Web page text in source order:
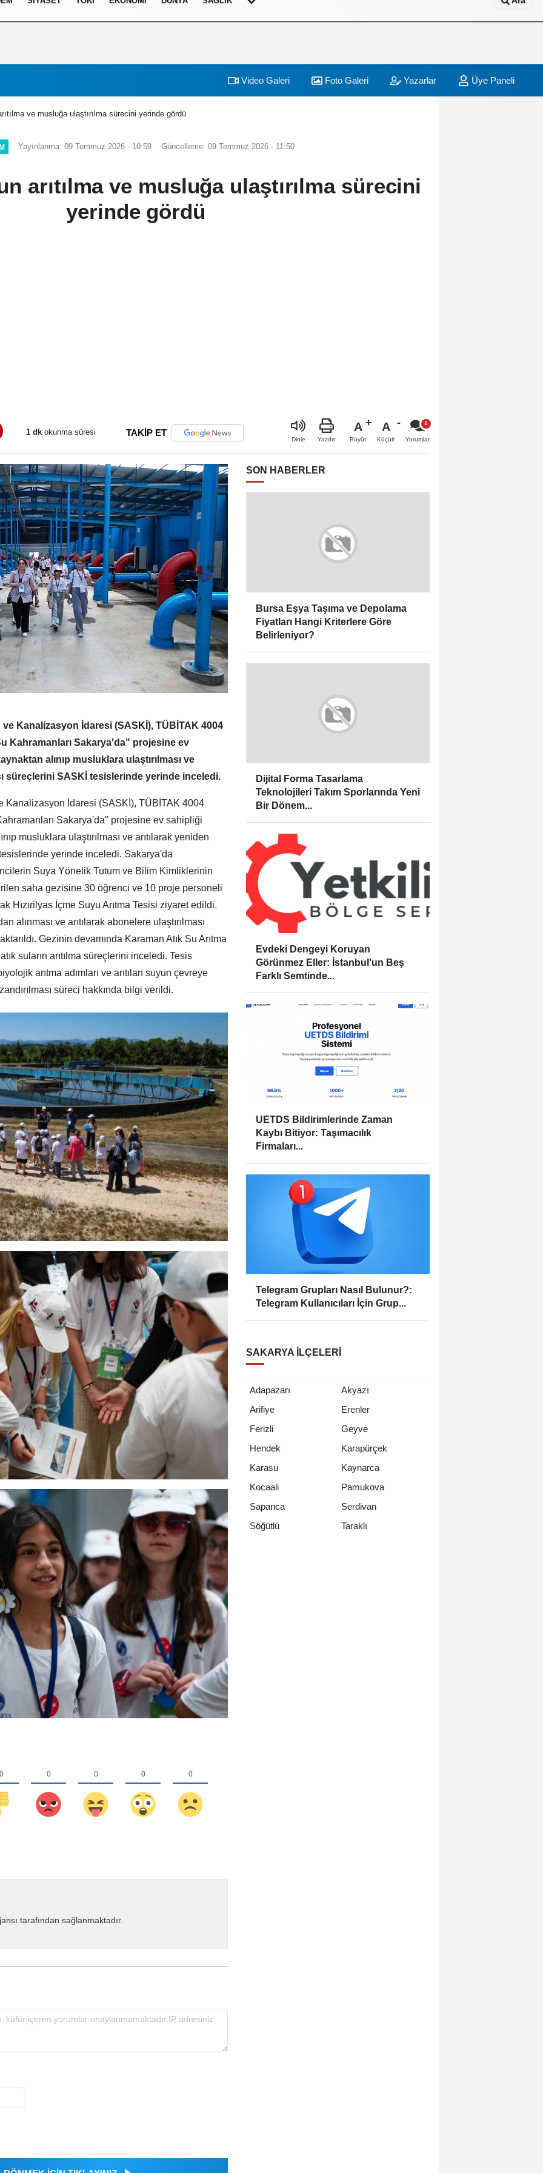
Video Galeri Foto Galeri Yazarlar Üye Paneli
ve musluğa ulaştırılma sürecini yerinde gördü
Yayınlanma: 09 Temmuz 2026 - 10:59 Güncelleme: 09 Temmuz 2026 - 11:50
arıtılma ve musluğa ulaştırılma sürecini
yerinde gördü
1 dk okunma süresi TAKİP ET
Dinle Yazdır
A
Büyüt
A
Küçült Yorumlar
Kanalizasyon İdaresi (SASKİ), TÜBİTAK 4004
Kahramanları Sakarya'da" projesine ev
alınıp musluklara ulaştırılması ve
süreçlerini SASKİ tesislerinde yerinde inceledi.
Kanalizasyon İdaresi (SASKİ), TÜBİTAK 4004
Sakarya'da" projesine ev sahipliği
musluklara ulaştırılması ve arıtılarak yeniden
yerinde inceledi. Sakarya'da
Suya Yönelik Tutum ve Bilim Kimliklerinin
saha gezisine 30 öğrenci ve 10 proje personeli
Hızırilyas İçme Suyu Arıtma Tesisi ziyaret edildi.
alınması ve arıtılarak abonelere ulaştırılması
Gezinin devamında Karaman Atık Su Arıtma
suların arıtılma süreçlerini inceledi. Tesis
arıtma adımları ve arıtılan suyun çevreye
süreci hakkında bilgi verildi.
tarafından sağlanmaktadır.
SON HABERLER
Bursa Eşya Taşıma ve Depolama
Fiyatları Hangi Kriterlere Göre
Belirleniyor?
Dijital Forma Tasarlama
Teknolojileri Takım Sporlarında Yeni
Bir Dönem...
Evdeki Dengeyi Koruyan
Görünmez Eller: İstanbul'un Beş
Farklı Semtinde...
UETDS Bildirimlerinde Zaman
Kaybı Bitiyor: Taşımacılık
Firmaları...
Telegram Grupları Nasıl Bulunur?:
Telegram Kullanıcıları İçin Grup...
SAKARYA İLÇELERI
Adapazarı
Akyazı
Arifiye
Erenler
Ferizli
Geyve
Hendek
Karapürçek
Karasu
Kaynarca
Kocaali
Pamukova
Sapanca
Serdivan
Söğütlü
Taraklı